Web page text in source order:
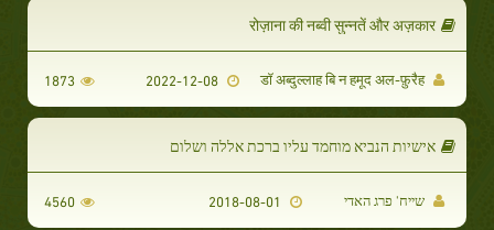
रोज़ाना की नब्वी सुन्नतें और अज़कार
डॉ अब्दुल्लाह बि न हमूद अल-फ़ुरैह
1873
אישיות הנביא מוחמד עליו ברכת אללה ושלום
שייח' פרג האדי 4560